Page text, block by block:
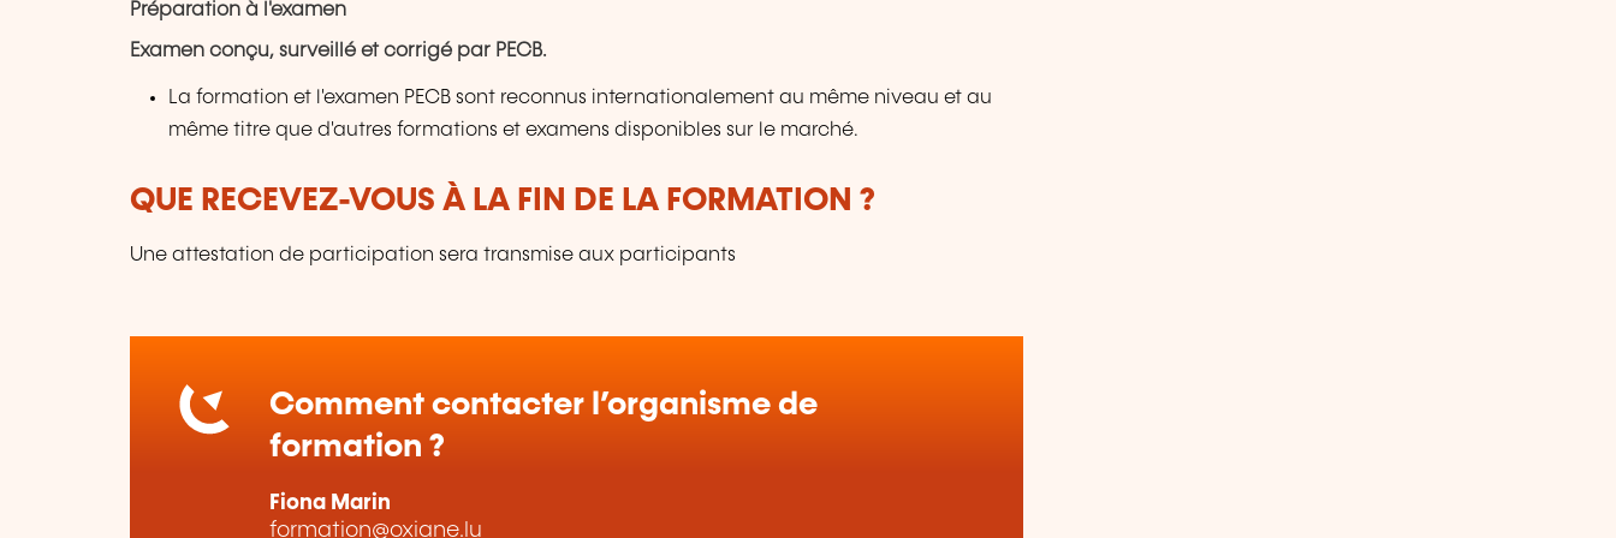
Préparation à l'examen
Examen conçu, surveillé et corrigé par PECB.
La formation et l'examen PECB sont reconnus internationalement au même niveau et au
même titre que d'autres formations et examens disponibles sur le marché.
QUE RECEVEZ-VOUS À LA FIN DE LA FORMATION ?
Une attestation de participation sera transmise aux participants
Comment contacter l’organisme de
formation ?
Fiona Marin
formation@oxiane.lu